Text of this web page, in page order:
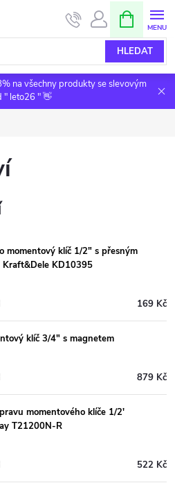
HLEDAT
NÁKUPNÍ
KOŠÍK
na všechny produkty se slevovým
" leto26 " 👋
momentový klíč 1/2" s přesným
Kraft&Dele KD10395
169 Kč
klíč 3/4" s magnetem
879 Kč
momentového klíče 1/2'
T21200N-R
522 Kč